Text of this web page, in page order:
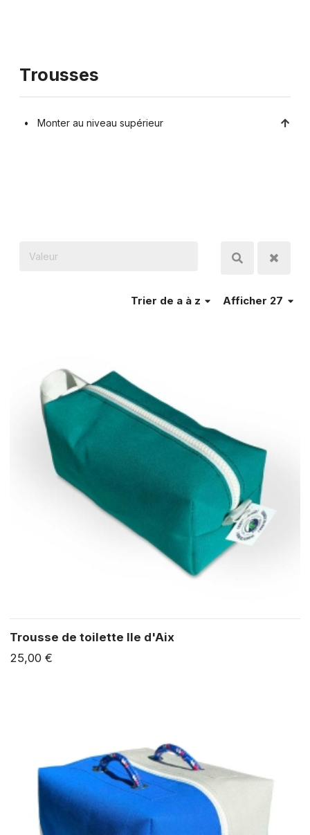
Trousses
Monter au niveau supérieur
Afficher 27
Trier de a à z
Trousse de toilette Ile d'Aix
25,00 €